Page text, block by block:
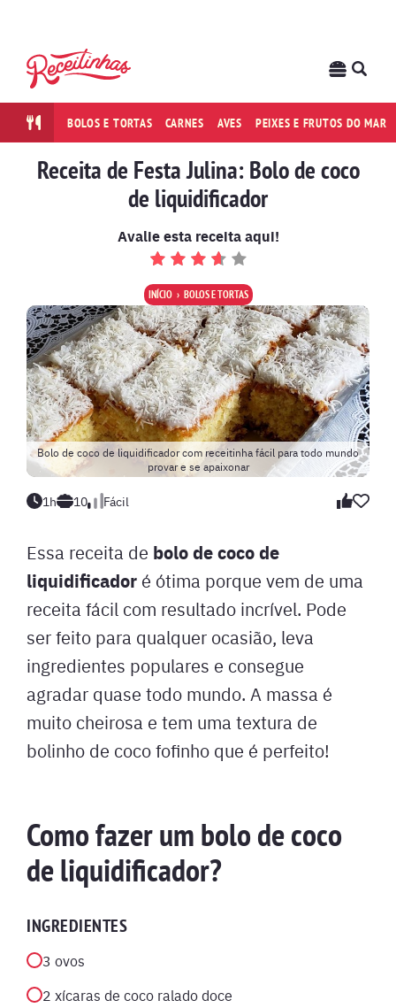
BOLOS E TORTAS CARNES AVES PEIXES E FRUTOS DO MAR
Receita de Festa Julina: Bolo de coco
de liquidificador
Avalie esta receita aqui!
INÍCIO BOLOS E TORTAS
Bolo de coco de liquidificador com receitinha fácil para todo mundo
provar e se apaixonar
1h 10 Fácil
Essa receita de bolo de coco de
liquidificador é ótima porque vem de uma
receita fácil com resultado incrível. Pode
ser feito para qualquer ocasião, leva
ingredientes populares e consegue
agradar quase todo mundo. A massa é
muito cheirosa e tem uma textura de
bolinho de coco fofinho que é perfeito!
Como fazer um bolo de coco
de liquidificador?
INGREDIENTES
3 ovos
2 xícaras de coco ralado doce